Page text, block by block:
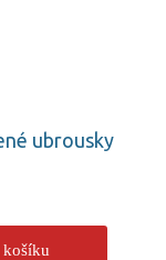
ubrousky
košíku